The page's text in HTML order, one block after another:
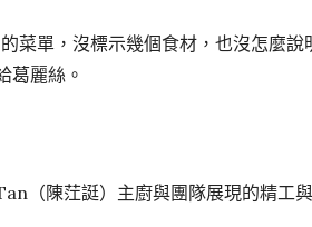
菜單，沒標示幾個食材，也沒怎麼
葛麗絲。
（陳茳誔）主廚與團隊展現的精工